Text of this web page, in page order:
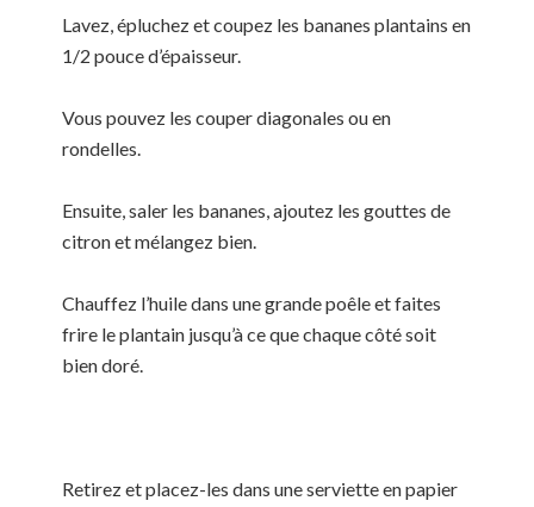
Lavez, épluchez et coupez les bananes plantains en
1/2 pouce d’épaisseur.
Vous pouvez les couper diagonales ou en
rondelles.
Ensuite, saler les bananes, ajoutez les gouttes de
citron et mélangez bien.
Chauffez l’huile dans une grande poêle et faites
frire le plantain jusqu’à ce que chaque côté soit
bien doré.
Retirez et placez-les dans une serviette en papier